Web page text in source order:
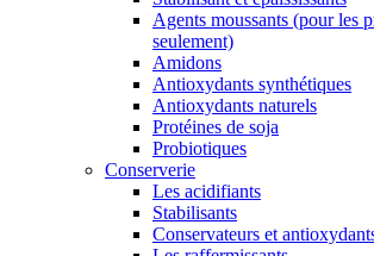
Agents moussants (pour les
seulement)
Amidons
Antioxydants synthétiques
Antioxydants naturels
Protéines de soja
Probiotiques
Conserverie
Les acidifiants
Stabilisants
Conservateurs et